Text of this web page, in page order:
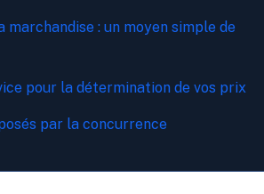
: un moyen simple de
pour la détermination de vos prix
par la concurrence